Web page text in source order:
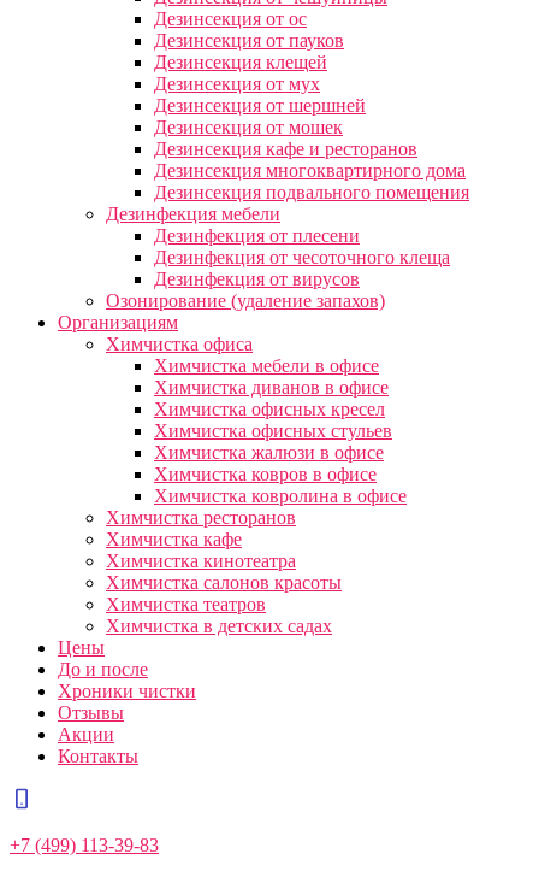
Дезинсекция от ос
Дезинсекция от пауков
Дезинсекция клещей
Дезинсекция от мух
Дезинсекция от шершней
Дезинсекция от мошек
Дезинсекция кафе и ресторанов
Дезинсекция многоквартирного дома
Дезинсекция подвального помещения
Дезинфекция мебели
Дезинфекция от плесени
Дезинфекция от чесоточного клеща
Дезинфекция от вирусов
Озонирование (удаление запахов)
Организациям
Химчистка офиса
Химчистка мебели в офисе
Химчистка диванов в офисе
Химчистка офисных кресел
Химчистка офисных стульев
Химчистка жалюзи в офисе
Химчистка ковров в офисе
Химчистка ковролина в офисе
Химчистка ресторанов
Химчистка кафе
Химчистка кинотеатра
Химчистка салонов красоты
Химчистка театров
Химчистка в детских садах
Цены
До и после
Хроники чистки
Отзывы
Акции
Контакты
+7 (499) 113-39-83